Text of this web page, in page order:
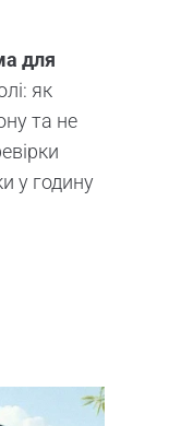
для
як
та не
у годину